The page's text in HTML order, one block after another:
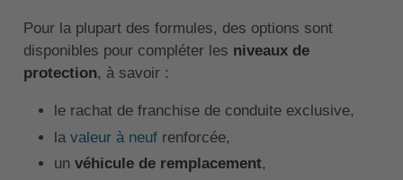
Pour la plupart des formules, des options sont
disponibles pour compléter les niveaux de
protection, à savoir :
le rachat de franchise de conduite exclusive,
la valeur à neufrenforcée,
un véhicule de remplacement,